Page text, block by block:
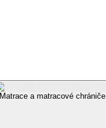
Matrace a matracové chrániče